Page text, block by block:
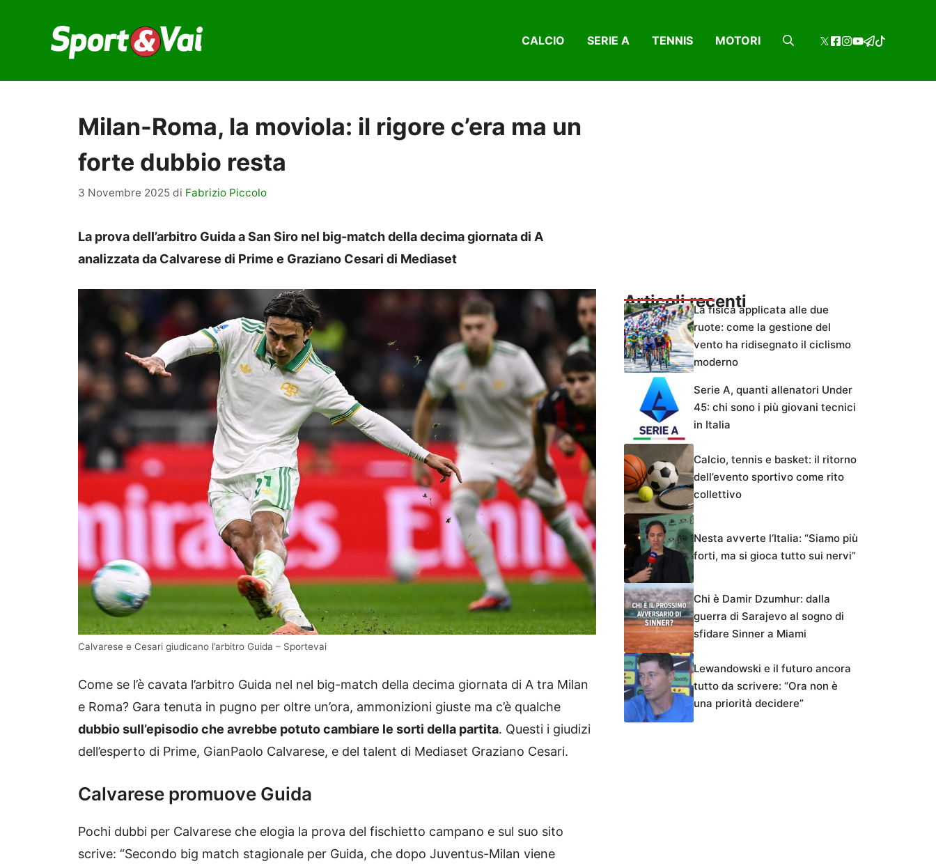
contenuto
CALCIO SERIE A TENNIS MOTORI
Milan-Roma, la moviola: il rigore c’era ma un
forte dubbio resta
3 Novembre 2025 di Fabrizio Piccolo
La prova dell’arbitro Guida a San Siro nel big-match della decima giornata di A
analizzata da Calvarese di Prime e Graziano Cesari di Mediaset
Calvarese e Cesari giudicano l’arbitro Guida – Sportevai
Come se l’è cavata l’arbitro Guida nel nel big-match della decima giornata di A tra Milan
e Roma? Gara tenuta in pugno per oltre un’ora, ammonizioni giuste ma c’è qualche
dubbio sull’episodio che avrebbe potuto cambiare le sorti della partita. Questi i giudizi
dell’esperto di Prime, GianPaolo Calvarese, e del talent di Mediaset Graziano Cesari.
Calvarese promuove Guida
Pochi dubbi per Calvarese che elogia la prova del fischietto campano e sul suo sito
scrive: “Secondo big match stagionale per Guida, che dopo Juventus-Milan viene
Articoli recentiLa fisica applicata alle due
ruote: come la gestione del
vento ha ridisegnato il ciclismo
moderno
Serie A, quanti allenatori Under
45: chi sono i più giovani tecnici
in Italia
Calcio, tennis e basket: il ritorno
dell’evento sportivo come rito
collettivo
Nesta avverte l’Italia: “Siamo più
forti, ma si gioca tutto sui nervi”
Chi è Damir Dzumhur: dalla
guerra di Sarajevo al sogno di
sfidare Sinner a Miami
Lewandowski e il futuro ancora
tutto da scrivere: “Ora non è
una priorità decidere”